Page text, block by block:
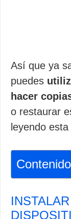
Así que ya
puedes
hacer
o restaurar
leyendo
Contenido